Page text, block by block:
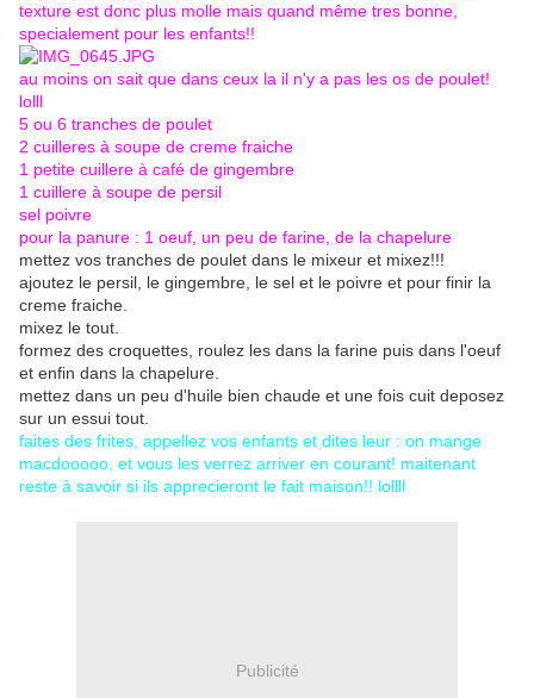
texture est donc plus molle mais quand même tres bonne,
specialement pour les enfants!!
au moins on sait que dans ceux la il n'y a pas les os de poulet!
lolll
5 ou 6 tranches de poulet
2 cuilleres à soupe de creme fraiche
1 petite cuillere à café de gingembre
1 cuillere à soupe de persil
sel poivre
pour la panure : 1 oeuf, un peu de farine, de la chapelure
mettez vos tranches de poulet dans le mixeur et mixez!!!
ajoutez le persil, le gingembre, le sel et le poivre et pour finir la
creme fraiche.
mixez le tout.
formez des croquettes, roulez les dans la farine puis dans l'oeuf
et enfin dans la chapelure.
mettez dans un peu d'huile bien chaude et une fois cuit deposez
sur un essui tout.
faites des frites, appellez vos enfants et dites leur : on mange
macdooooo, et vous les verrez arriver en courant! maitenant
reste à savoir si ils apprecieront le fait maison!! lollll
Publicité